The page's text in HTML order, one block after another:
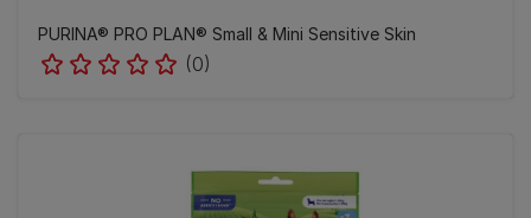
PURINA® PRO PLAN® Small & Mini Sensitive Skin
(0)